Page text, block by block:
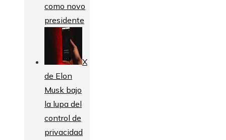
como novo
presidente
X
de Elon
Musk bajo
la lupa del
control de
privacidad